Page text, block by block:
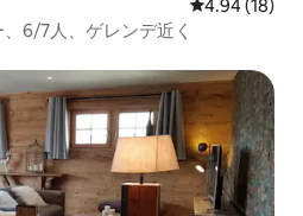
レビュー18
4.94 (18)
6/7人、ゲレンデ近く